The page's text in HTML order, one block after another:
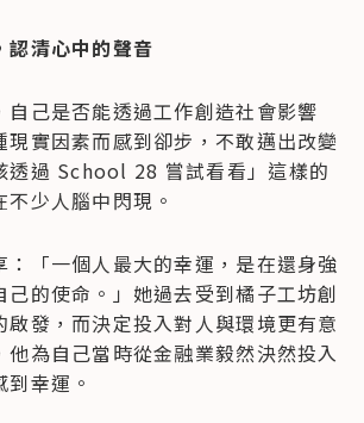
認清心中的聲音
自己是否能透過工作創造社會影響
現實因素而感到卻步，不敢邁出改變
透過 School 28 嘗試看看」這樣的
少人腦中閃現。
：「一個人最大的幸運，是在還身強
己的使命。」她過去受到橘子工坊創
啟發，而決定投入對人與環境更有意
他為自己當時從金融業毅然決然投入
幸運。